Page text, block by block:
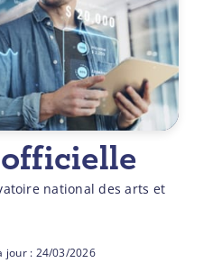
national des arts et
24/03/2026